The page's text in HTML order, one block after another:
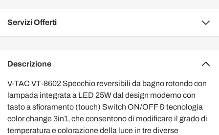
Servizi Offerti
Descrizione
V-TAC VT-8602 Specchio reversibili da bagno rotondo con
lampada integrata a LED 25W dal design moderno con
tasto a sfioramento (touch) Switch ON/OFF & tecnologia
color change 3in1, che consentono di modificare il grado di
temperatura e colorazione della luce in tre diverse